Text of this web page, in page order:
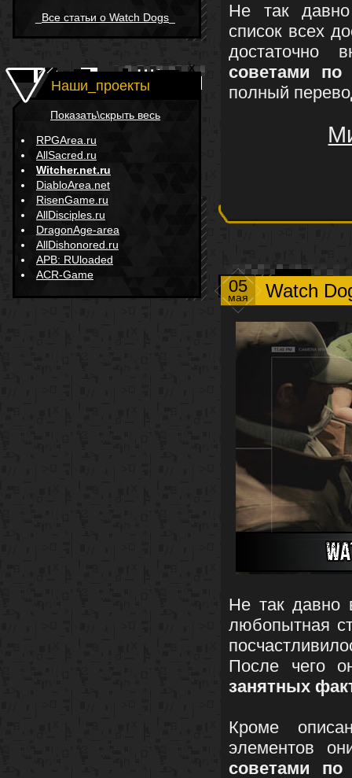
Все статьи о Watch Dogs
Наши_проекты
Показать\скрыть весь
RPGArea.ru
AllSacred.ru
Witcher.net.ru
DiabloArea.net
RisenGame.ru
AllDisciples.ru
DragonAge-area
AllDishonored.ru
APB: RUloaded
ACR-Game
Не так
список всех
достаточно
советами по
полный
05
мая Watch
Не так давно
любопытная
После чего
занятных
Кроме
элементов
советами